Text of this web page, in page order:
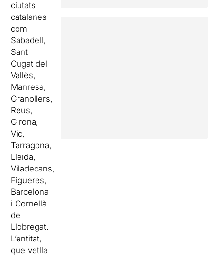
ciutats
catalanes
com
Sabadell,
Sant
Cugat del
Vallès,
Manresa,
Granollers,
Reus,
Girona,
Vic,
Tarragona,
Lleida,
Viladecans,
Figueres,
Barcelona
i Cornellà
de
Llobregat.
L’entitat,
que vetlla